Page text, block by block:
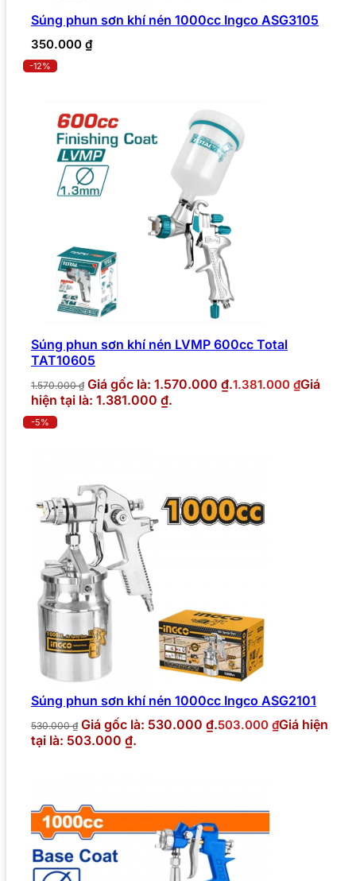
Súng phun sơn khí nén 1000cc Ingco ASG3105
350.000 ₫
-12%
Súng phun sơn khí nén LVMP 600cc Total
TAT10605
1.570.000₫ Giá gốc là: 1.570.000 ₫.1.381.000 ₫Giá
hiện tại là: 1.381.000 ₫.
-5%
Súng phun sơn khí nén 1000cc Ingco ASG2101
530.000₫ Giá gốc là: 530.000 ₫.503.000 ₫Giá hiện
tại là: 503.000 ₫.